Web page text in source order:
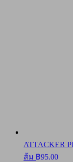
ATTACKER
ส้ม ฿95.00